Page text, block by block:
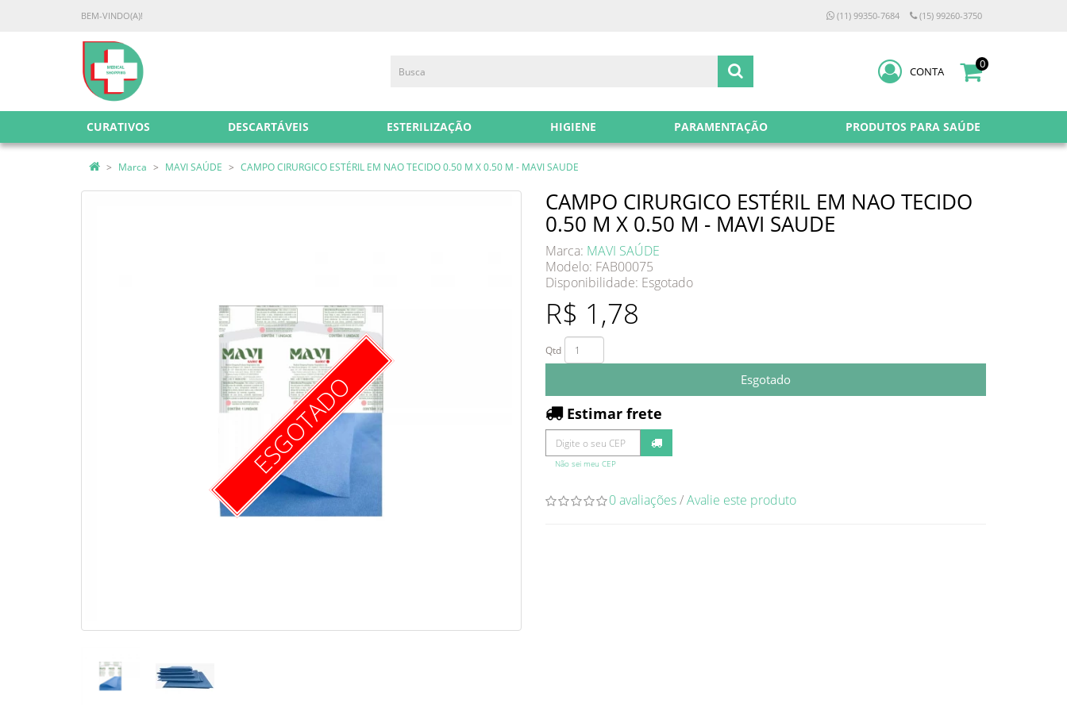
BEM-VINDO(A)! (11) 99350-7684 (15) 99260-3750
CONTA
0
CURATIVOS DESCARTÁVEIS ESTERILIZAÇÃO HIGIENE PARAMENTAÇÃO PRODUTOS PARA SAÚDE
Marca MAVI SAÚDE CAMPO CIRURGICO ESTÉRIL EM NAO TECIDO 0.50 M X 0.50 M - MAVI SAUDE
ESGOTADO
CAMPO CIRURGICO ESTÉRIL EM NAO TECIDO
0.50 M X 0.50 M - MAVI SAUDE
Marca: MAVI SAÚDE
Modelo: FAB00075
Disponibilidade: Esgotado
R$ 1,78
Qtd
Esgotado
Estimar frete
Não sei meu CEP
0 avaliações/Avalie este produto